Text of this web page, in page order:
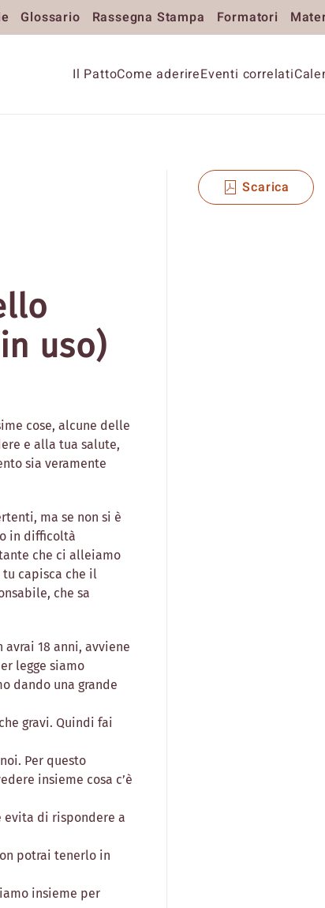
Glossario Rassegna Stampa Formatori
Il PattoCome aderireEventi correlati
uso)
cose, alcune delle
e alla tua salute,
sia veramente
ma se non si è
in difficoltà
che ci alleiamo
capisca che il
che sa
18 anni, avviene
legge siamo
dando una grande
gravi. Quindi fai
Per questo
insieme cosa c’è
evita di rispondere a
potrai tenerlo in
insieme per
Scarica